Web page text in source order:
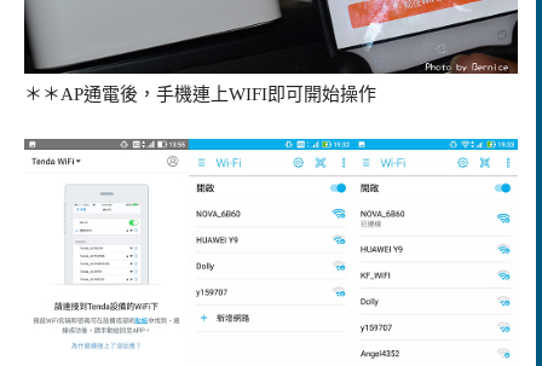
＊＊AP通電後，手機連上WIFI即可開始操作